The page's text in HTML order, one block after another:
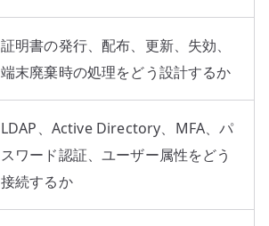
証明書の発行、配布、更新、失効、
端末廃棄時の処理をどう設計するか
LDAP、Active Directory、MFA、パ
スワード認証、ユーザー属性をどう
接続するか